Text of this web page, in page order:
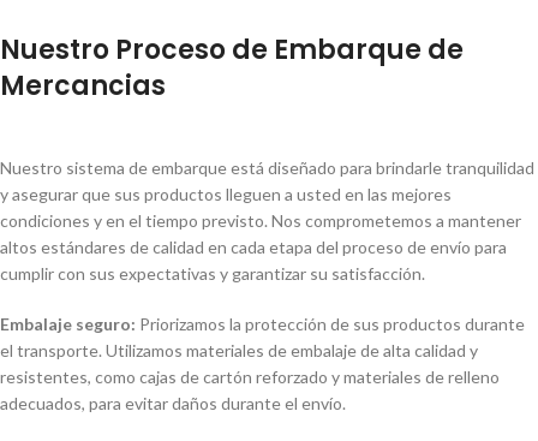
Nuestro Proceso de Embarque de
Mercancias
Nuestro sistema de embarque está diseñado para brindarle tranquilidad
y asegurar que sus productos lleguen a usted en las mejores
condiciones y en el tiempo previsto. Nos comprometemos a mantener
altos estándares de calidad en cada etapa del proceso de envío para
cumplir con sus expectativas y garantizar su satisfacción.
Embalaje seguro: Priorizamos la protección de sus productos durante
el transporte. Utilizamos materiales de embalaje de alta calidad y
resistentes, como cajas de cartón reforzado y materiales de relleno
adecuados, para evitar daños durante el envío.